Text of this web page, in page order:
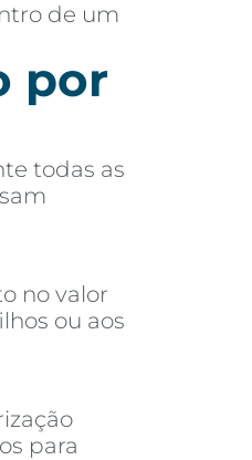
de um
por
todas as
no valor
ou aos
para